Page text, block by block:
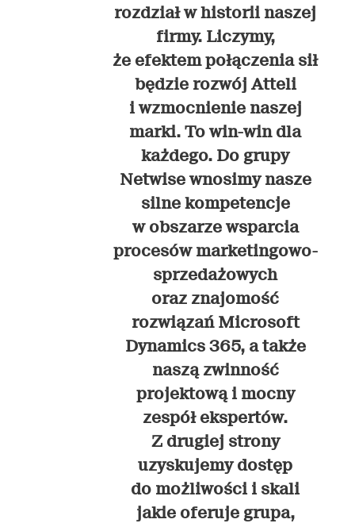
rozdział w historii naszej
firmy. Liczymy,
że efektem połączenia sił
będzie rozwój Atteli
i wzmocnienie naszej
marki. To win-win dla
każdego. Do grupy
Netwise wnosimy nasze
silne kompetencje
w obszarze wsparcia
procesów marketingowo-
sprzedażowych
oraz znajomość
rozwiązań Microsoft
Dynamics 365, a także
naszą zwinność
projektową i mocny
zespół ekspertów.
Z drugiej strony
uzyskujemy dostęp
do możliwości i skali
jakie oferuje grupa,